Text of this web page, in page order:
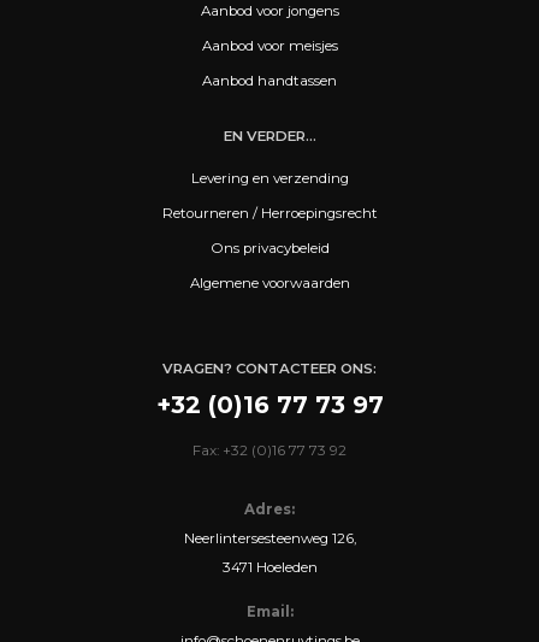
Aanbod voor jongens
Aanbod voor meisjes
Aanbod handtassen
EN VERDER...
Levering en verzending
Retourneren / Herroepingsrecht
Ons privacybeleid
Algemene voorwaarden
VRAGEN? CONTACTEER ONS:
+32 (0)16 77 73 97
Fax: +32 (0)16 77 73 92
Adres:
Neerlintersesteenweg 126,
3471 Hoeleden
Email: